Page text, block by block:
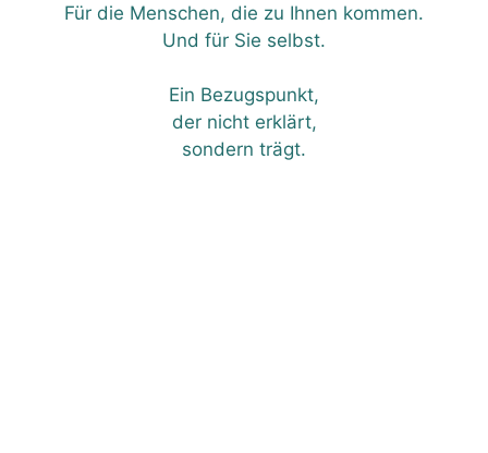
Für die Menschen, die zu Ihnen kommen.
Und für Sie selbst.
Ein Bezugspunkt,
der nicht erklärt,
sondern trägt.